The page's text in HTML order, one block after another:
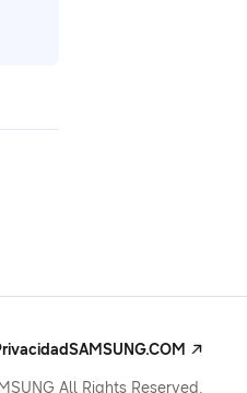
SAMSUNG.COM
All Rights Reserved.